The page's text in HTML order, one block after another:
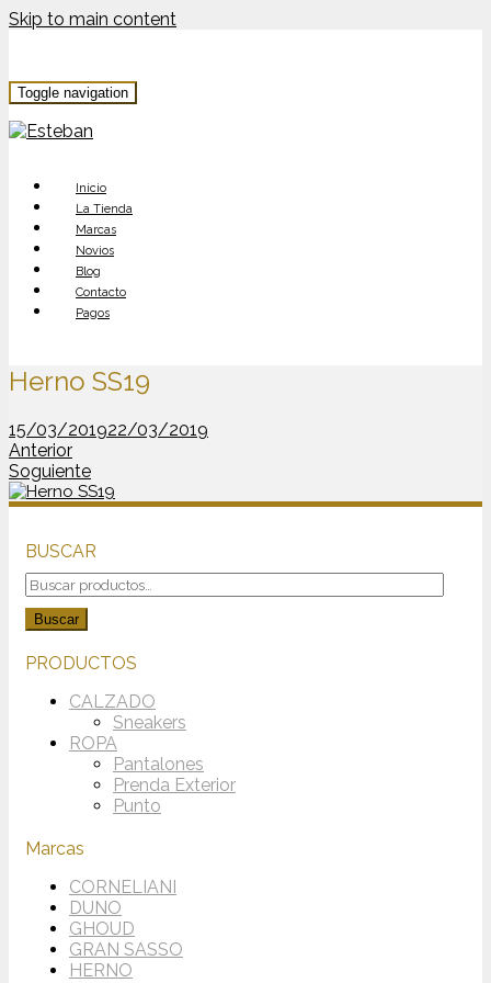
Skip to main content
Toggle navigation
Inicio
La Tienda
Marcas
Novios
Blog
Contacto
Pagos
Herno SS19
15/03/201922/03/2019
Anterior
Soguiente
BUSCAR
Buscar
por:
Buscar
PRODUCTOS
CALZADO
Sneakers
ROPA
Pantalones
Prenda Exterior
Punto
Marcas
CORNELIANI
DUNO
GHOUD
GRAN SASSO
HERNO